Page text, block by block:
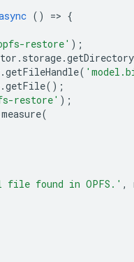
() => {
restore' );
. storage.getDirectory
.getFileHandle(
.getFile();
restore' );
measure(
file found in OPFS.' ,